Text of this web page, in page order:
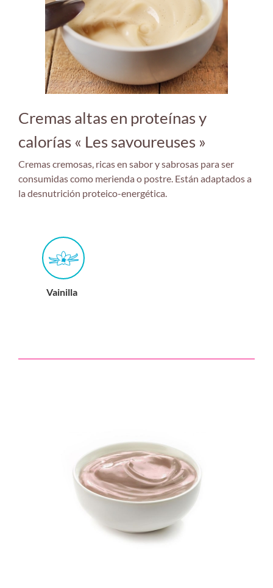
Cremas altas en proteínas y
calorías « Les savoureuses »
Cremas cremosas, ricas en sabor y sabrosas para ser
consumidas como merienda o postre. Están adaptados a
la desnutrición proteico-energética.
Vainilla